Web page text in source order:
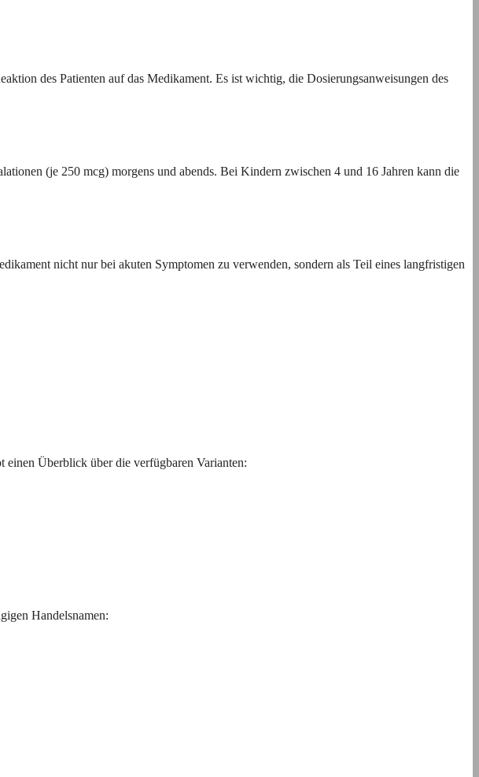
des Patienten auf das Medikament. Es ist wichtig, die Dosierungsanweisungen des
(je 250 mcg) morgens und abends. Bei Kindern zwischen 4 und 16 Jahren kann die
nicht nur bei akuten Symptomen zu verwenden, sondern als Teil eines langfristigen
Überblick über die verfügbaren Varianten:
Handelsnamen: